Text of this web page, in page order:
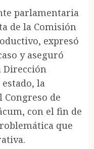
parlamentaria
de la Comisión
expresó
y aseguró
Dirección
la
de
con el fin de
que